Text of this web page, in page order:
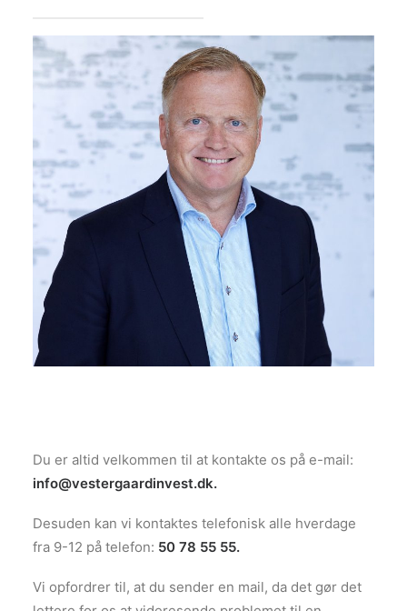
Du er altid velkommen til at kontakte os på e-mail:
info@vestergaardinvest.dk.
Desuden kan vi kontaktes telefonisk alle hverdage
fra 9-12 på telefon: 50 78 55 55.
Vi opfordrer til, at du sender en mail, da det gør det